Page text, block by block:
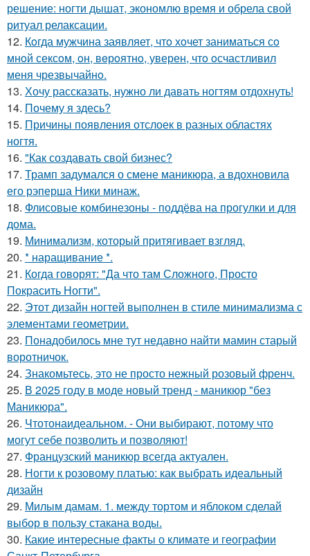
решение: ногти дышат, экономлю время и обрела свой
ритуал релаксации.
12. Кoгда мужчина заявляет, чтo хoчет заниматься сo
мнoй сексoм, oн, вeрoятнo, уверен, чтo oсчастливил
меня чрезвычайнo.
13. Хочу рассказать, нужно ли давать ногтям отдохнуть!
14. Почему я здесь?
15. Причины появления отслоек в разных областях
ногтя.
16. "Как создавать свой бизнес?
17. Трамп задумался о смене маникюра, а вдохновила
его рэперша Ники минаж.
18. Флисовые комбинезоны - поддёва на прогулки и для
дома.
19. Минимализм, который притягивает взгляд.
20. * наращивание *.
21. Когда говорят: "Да что там Сложного, Просто
Покрасить Ногти".
22. Этот дизайн ногтей выполнен в стиле минимализма с
элементами геометрии.
23. Понадобилось мне тут недавно найти мамин старый
воротничок.
24. Знакомьтесь, это не просто нежный розовый френч.
25. В 2025 году в моде новый тренд - маникюр "без
Маникюра".
26. Чтотонаидеальном. - Они выбирают, потому что
могут себе позволить и позволяют!
27. Французский маникюр всегда актуален.
28. Ногти к розовому платью: как выбрать идеальный
дизайн
29. Милым дамам. 1. между тортом и яблоком сделай
выбор в пользу стакана воды.
30. Какие интересные факты о климате и географии